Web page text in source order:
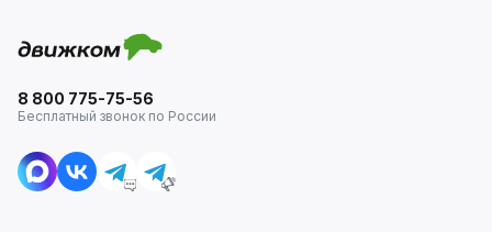
8 800 775-75-56
Бесплатный звонок по России